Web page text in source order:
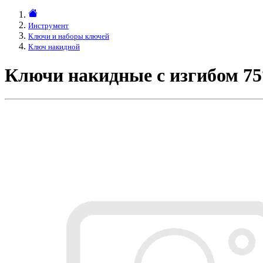
Инструмент
Ключи и наборы ключей
Ключ накидной
Ключи накидные с изгибом